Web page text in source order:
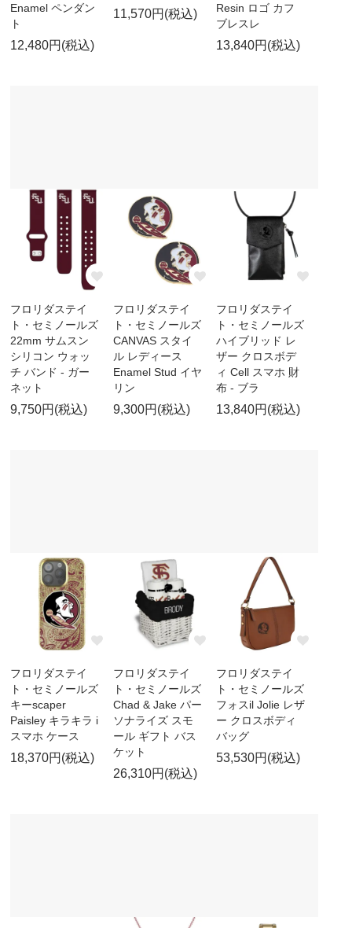
Enamel ペンダン
ト
12,480円(税込)
11,570円(税込)
Resin ロゴ カフ
ブレスレ
13,840円(税込)
フロリダステイ
ト・セミノールズ
22mm サムスン
シリコン ウォッ
チ バンド - ガー
ネット
9,750円(税込)
フロリダステイ
ト・セミノールズ
CANVAS スタイ
ル レディース
Enamel Stud イヤ
リン
9,300円(税込)
フロリダステイ
ト・セミノールズ
ハイブリッド レ
ザー クロスボデ
ィ Cell スマホ 財
布 - ブラ
13,840円(税込)
フロリダステイ
ト・セミノールズ
キーscaper
Paisley キラキラ i
スマホ ケース
18,370円(税込)
フロリダステイ
ト・セミノールズ
Chad & Jake パー
ソナライズ スモ
ール ギフト バス
ケット
26,310円(税込)
フロリダステイ
ト・セミノールズ
フォスil Jolie レザ
ー クロスボディ
バッグ
53,530円(税込)